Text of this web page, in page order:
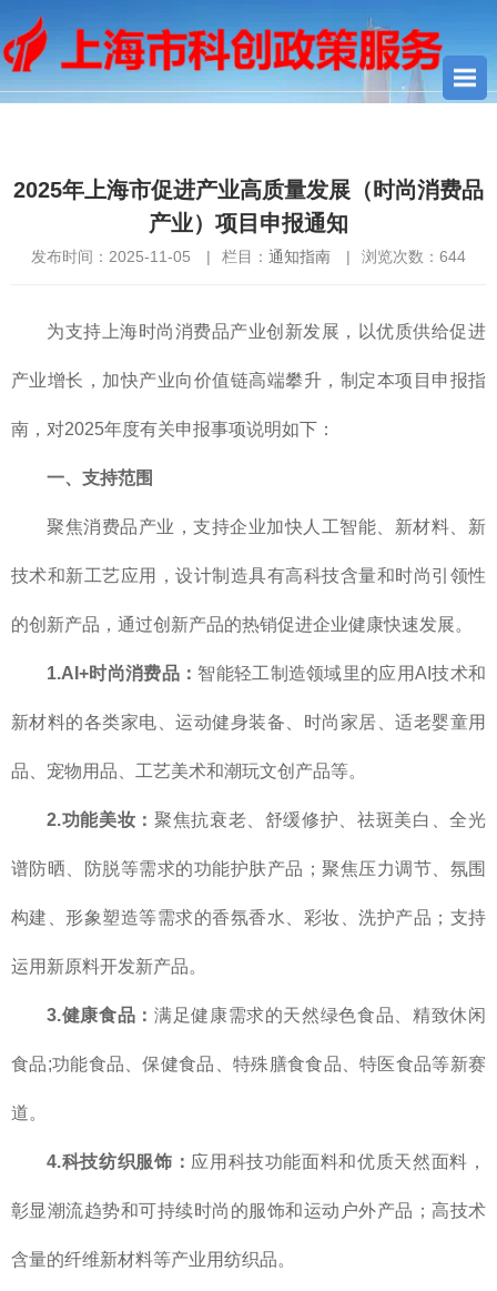
2025年上海市促进产业高质量发展（时尚消费品
产业）项目申报通知
发布时间：2025-11-05 | 栏目： 通知指南 | 浏览次数： 644
为支持上海时尚消费品产业创新发展，以优质供给促进
产业增长，加快产业向价值链高端攀升，制定本项目申报指
南，对2025年度有关申报事项说明如下：
一、支持范围
聚焦消费品产业，支持企业加快人工智能、新材料、新
技术和新工艺应用，设计制造具有高科技含量和时尚引领性
的创新产品，通过创新产品的热销促进企业健康快速发展。
1.AI+时尚消费品： 智能轻工制造领域里的应用AI技术和
新材料的各类家电、运动健身装备、时尚家居、适老婴童用
品、宠物用品、工艺美术和潮玩文创产品等。
2.功能美妆： 聚焦抗衰老、舒缓修护、祛斑美白、全光
谱防晒、防脱等需求的功能护肤产品；聚焦压力调节、氛围
构建、形象塑造等需求的香氛香水、彩妆、洗护产品；支持
运用新原料开发新产品。
3.健康食品： 满足健康需求的天然绿色食品、精致休闲
食品;功能食品、保健食品、特殊膳食食品、特医食品等新赛
道。
4.科技纺织服饰： 应用科技功能面料和优质天然面料，
彰显潮流趋势和可持续时尚的服饰和运动户外产品；高技术
含量的纤维新材料等产业用纺织品。